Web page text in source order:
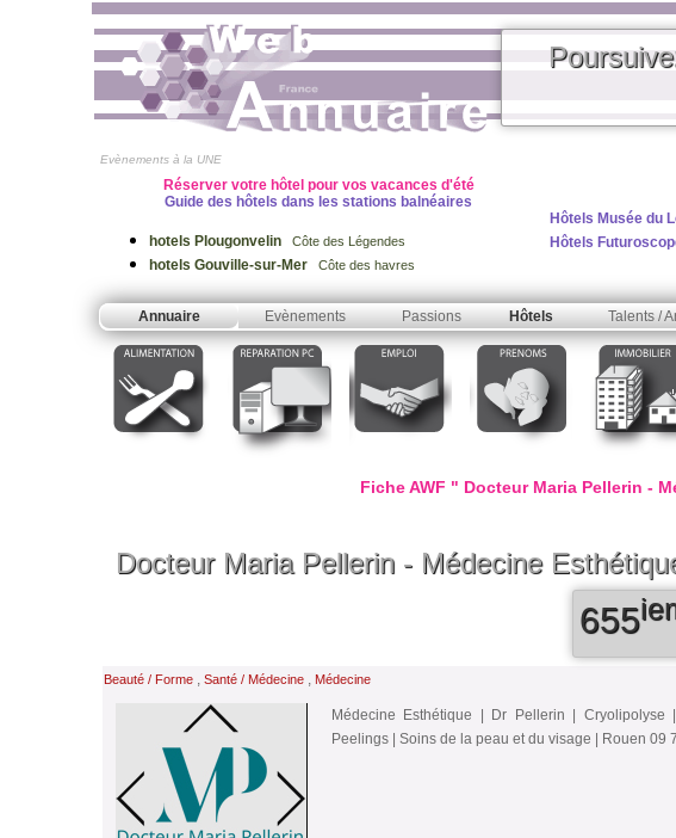
Evènements à la UNE
Réserver votre hôtel pour vos vacances d'été
Guide des hôtels dans les stations balnéaires
hotels Plougonvelin Côte des Légendes
hotels Gouville-sur-Mer Côte des havres
Hôtels Musée du
Hôtels
Annuaire Evènements Passions Hôtels Talents /
Fiche AWF " Docteur Maria Pellerin -
Docteur Maria Pellerin - Médecine
655
Beauté / Forme , Santé / Médecine , Médecine
Médecine Esthétique | Dr Pellerin | Cryolipolyse
Peelings | Soins de la peau et du visage | Rouen 09